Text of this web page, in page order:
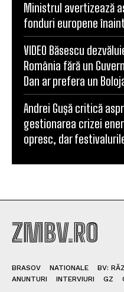
Ministrul avertizează
fonduri europene
VIDEO Băsescu
România fără un
Dan ar prefera un
Andrei Gușă critică
gestionarea crizei
opresc, dar
ZMBV.RO
BRASOV NATIONALE BV:
ANUNTURI
INTERVIURI GZ